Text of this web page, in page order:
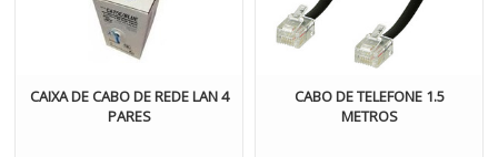
CAIXA DE CABO DE REDE LAN 4
PARES
CABO DE TELEFONE 1.5
METROS